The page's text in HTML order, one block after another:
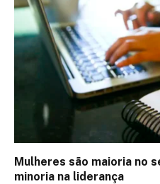
Mulheres são maioria no
minoria na liderança